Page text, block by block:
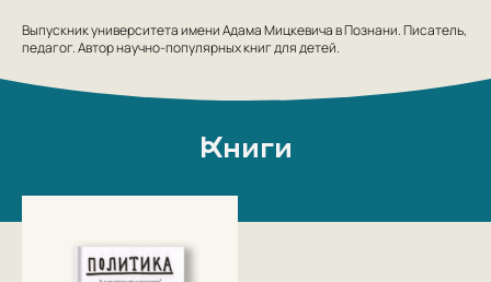
Выпускник университета имени Адама Мицкевича в Познани. Писатель,
педагог. Автор научно-популярных книг для детей.
Книги